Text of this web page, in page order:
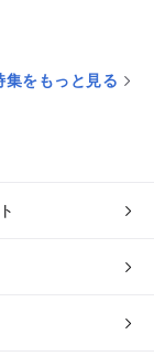
集をもっと見る